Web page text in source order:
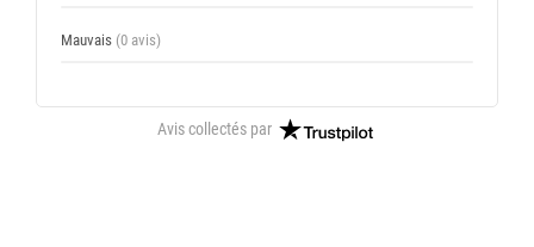
Mauvais (0 avis)
Avis collectés par